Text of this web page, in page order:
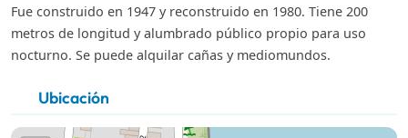
Fue construido en 1947 y reconstruido en 1980. Tiene 200
metros de longitud y alumbrado público propio para uso
nocturno. Se puede alquilar cañas y mediomundos.
Ubicación